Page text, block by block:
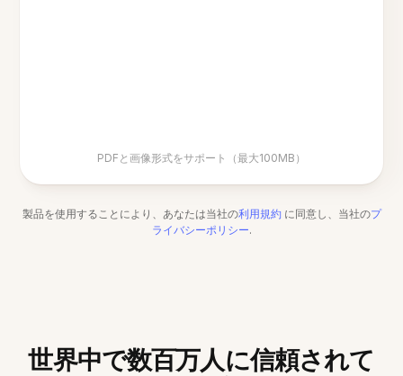
PDFと画像形式をサポート（最大100MB）
製品を使用することにより、あなたは当社の利用規約 に同意し、当社のプ
ライバシーポリシー.
世界中で数百万人に信頼されて